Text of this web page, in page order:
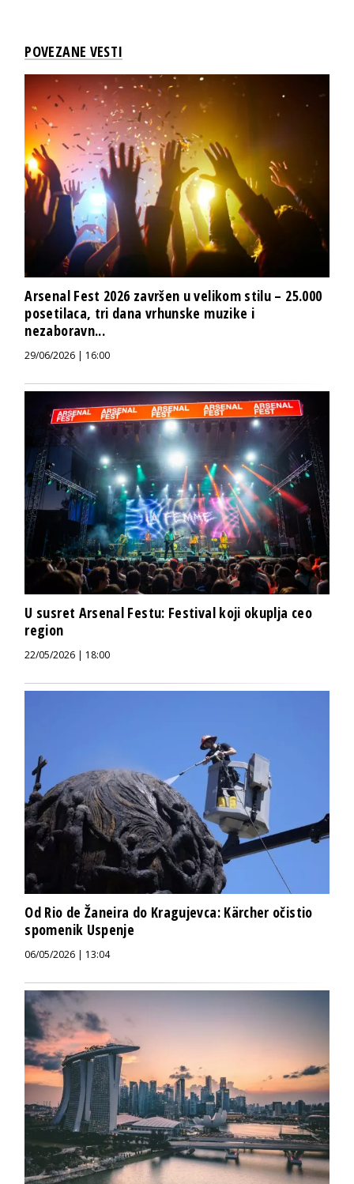
POVEZANE VESTI
Arsenal Fest 2026 završen u velikom stilu – 25.000
posetilaca, tri dana vrhunske muzike i
nezaboravn...
29/06/2026 | 16:00
U susret Arsenal Festu: Festival koji okuplja ceo
region
22/05/2026 | 18:00
Od Rio de Žaneira do Kragujevca: Kärcher očistio
spomenik Uspenje
06/05/2026 | 13:04